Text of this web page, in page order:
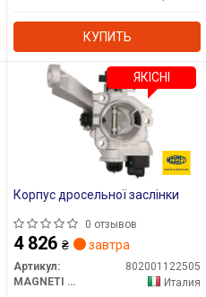
КУПИТЬ
Корпус дросельної заслінки
0 отзывов
4 826 ₴ завтра
Артикул:
802001122505
MAGNETI MARELLI
Италия
ЯКІСНІ